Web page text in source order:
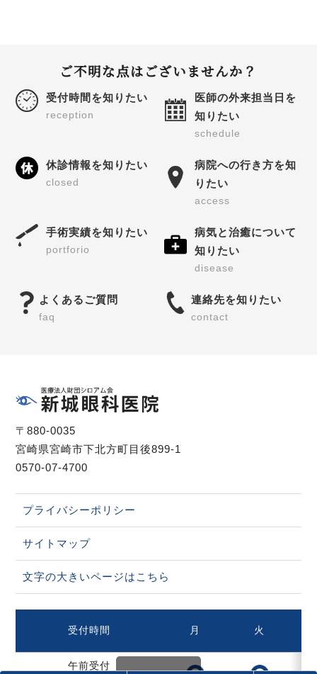
ご不明な点はございませんか？
受付時間を知りたい
reception
医師の外来担当日を
知りたい
schedule
休診情報を知りたい
closed
病院への行き方を知
りたい
access
手術実績を知りたい
portforio
病気と治癒について
知りたい
disease
よくあるご質問
faq
連絡先を知りたい
contact
〒880-0035
宮崎県宮崎市下北方町目後899-1
0570-07-4700
プライバシーポリシー
サイトマップ
文字の大きいページはこちら
受付時間 月 火
午前受付